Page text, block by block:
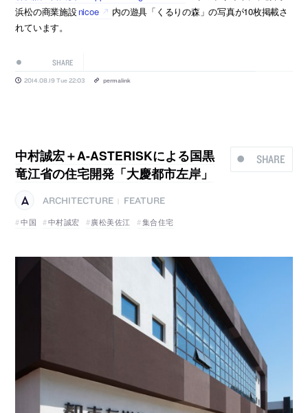
浜松の商業施設nicoe
内の遊具「くるりの森」の写真が10枚掲載さ
れています。
SHARE
2014.08.19 Tue 22:03 permalink
SHARE
中村誠宏＋A-ASTERISKによる国黒
竜江省の住宅開発「大慶都市左岸」
ARCHITECTURE
FEATURE
中国
中村誠宏 廣松美佐江 集合住宅